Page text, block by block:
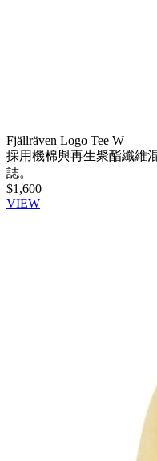
Fjällräven Logo Tee W
採用機棉與再生聚酯纖維
誌。
$1,600
VIEW